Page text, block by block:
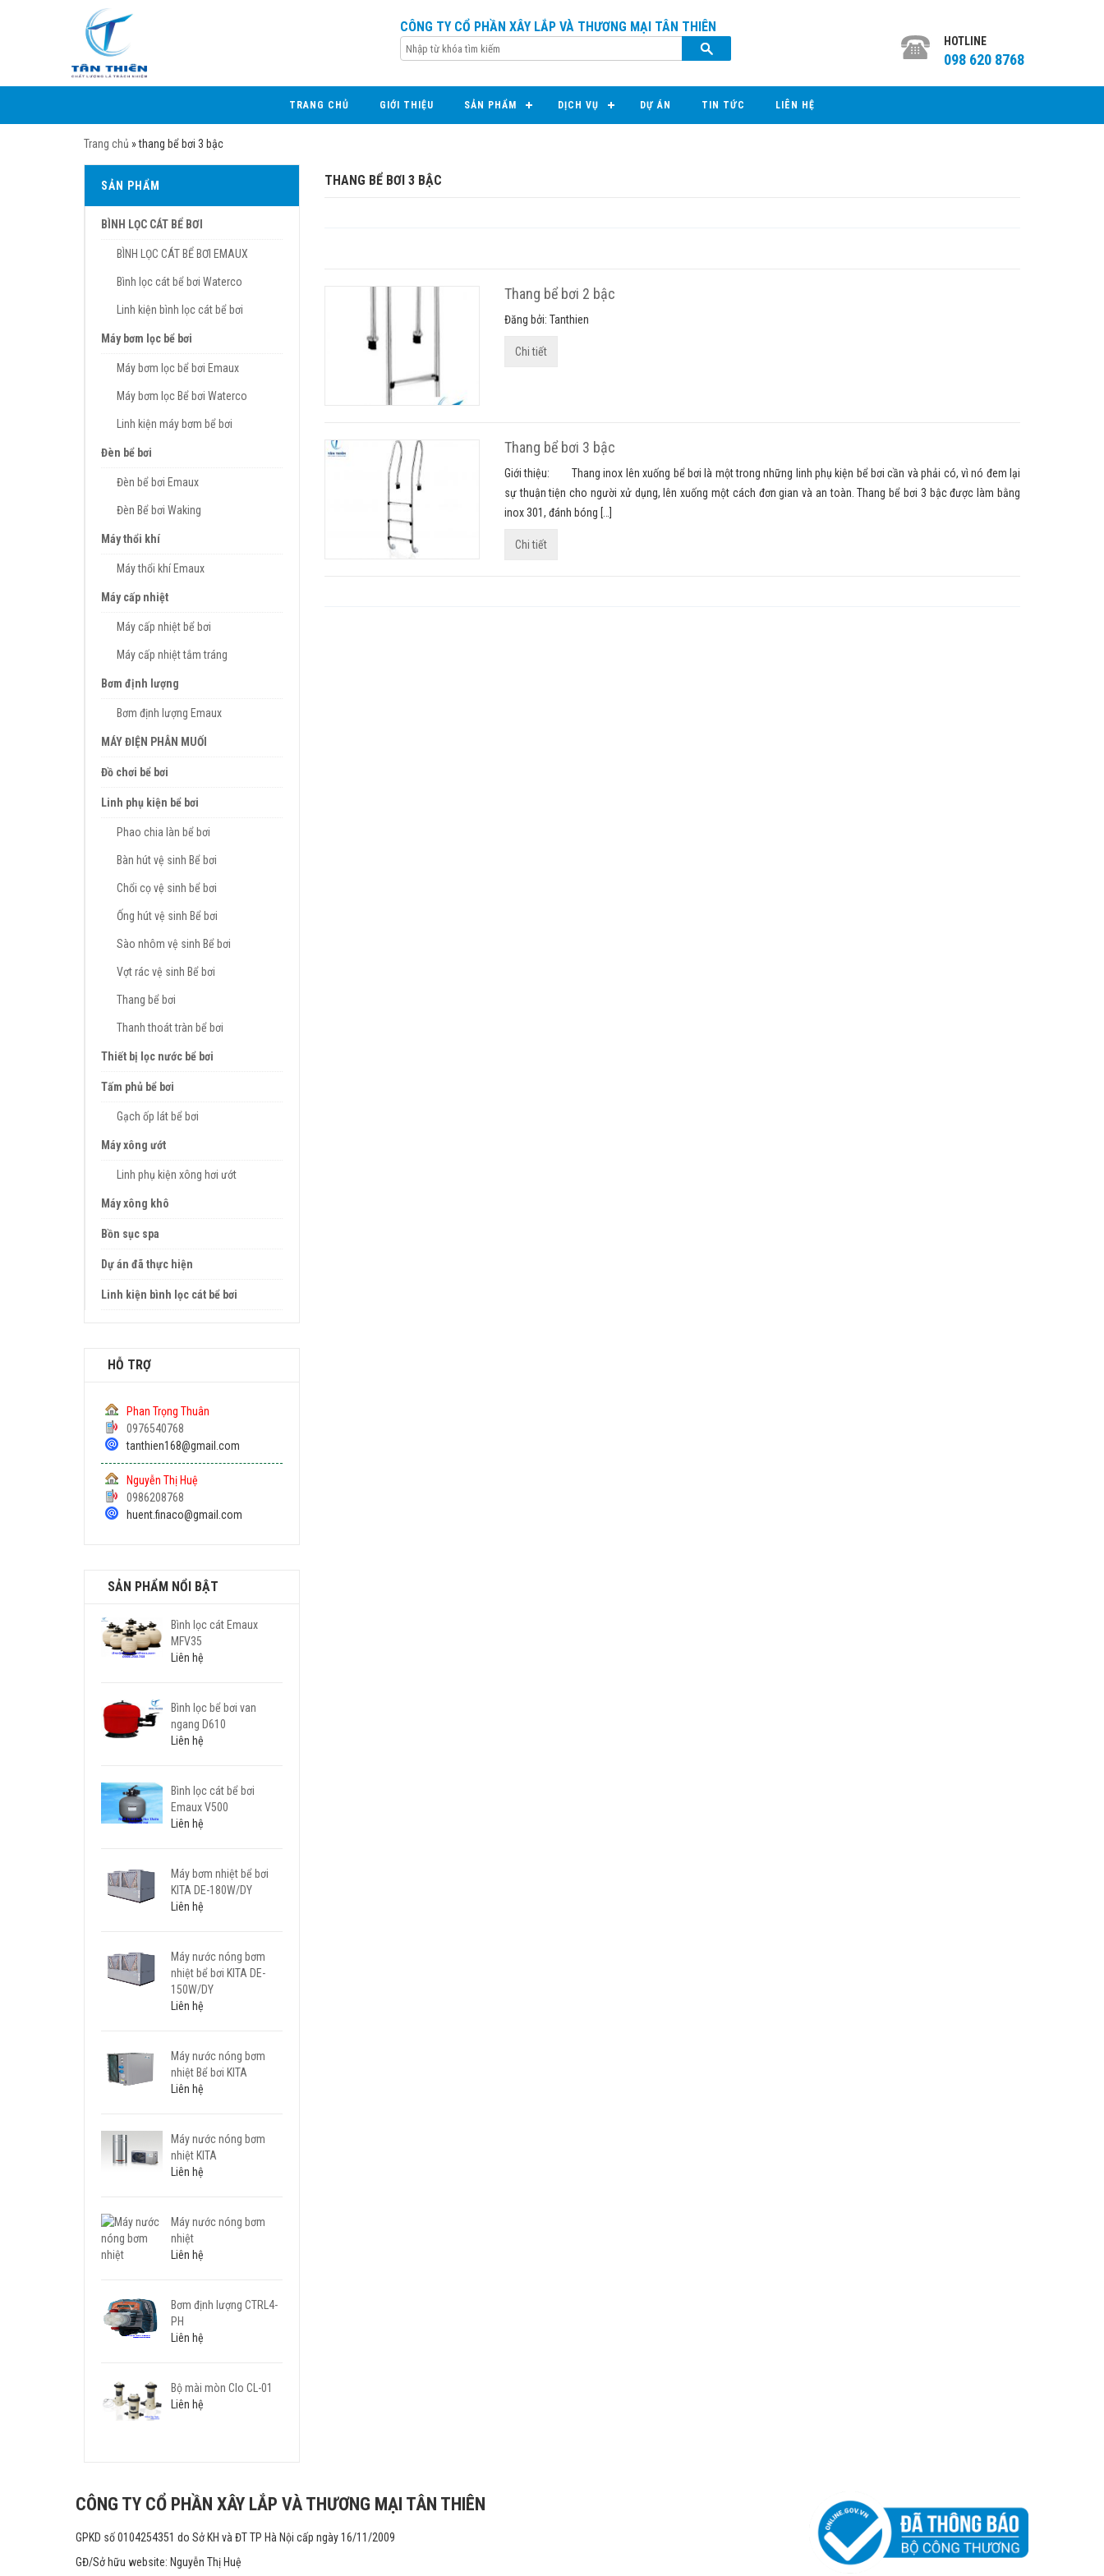
CÔNG TY CỔ PHẦN XÂY LẮP VÀ THƯƠNG MẠI TÂN THIÊN
HOTLINE
098 620 8768
TRANG CHỦ GIỚI THIỆU SẢN PHẨM DỊCH VỤ DỰ ÁN TIN TỨC LIÊN HỆ
Trang chủ »thang bể bơi 3 bậc
SẢN PHẨM
BÌNH LỌC CÁT BỂ BƠI
BÌNH LỌC CÁT BỂ BƠI EMAUX
Bình lọc cát bể bơi Waterco
Linh kiện bình lọc cát bể bơi
Máy bơm lọc bể bơi
Máy bơm lọc bể bơi Emaux
Máy bơm lọc Bể bơi Waterco
Linh kiện máy bơm bể bơi
Đèn bể bơi
Đèn bể bơi Emaux
Đèn Bể bơi Waking
Máy thổi khí
Máy thổi khí Emaux
Máy cấp nhiệt
Máy cấp nhiệt bể bơi
Máy cấp nhiệt tắm tráng
Bơm định lượng
Bơm định lượng Emaux
MÁY ĐIỆN PHÂN MUỐI
Đồ chơi bể bơi
Linh phụ kiện bể bơi
Phao chia làn bể bơi
Bàn hút vệ sinh Bể bơi
Chổi cọ vệ sinh bể bơi
Ống hút vệ sinh Bể bơi
Sào nhôm vệ sinh Bể bơi
Vợt rác vệ sinh Bể bơi
Thang bể bơi
Thanh thoát tràn bể bơi
Thiết bị lọc nước bể bơi
Tấm phủ bể bơi
Gạch ốp lát bể bơi
Máy xông ướt
Linh phụ kiện xông hơi ướt
Máy xông khô
Bồn sục spa
Dự án đã thực hiện
Linh kiện bình lọc cát bể bơi
HỖ TRỢ
Phan Trọng Thuân
0976540768
tanthien168@gmail.com
Nguyễn Thị Huệ
0986208768
huent.finaco@gmail.com
SẢN PHẨM NỔI BẬT
Bình lọc cát Emaux
MFV35
Liên hệ
Bình lọc bể bơi van
ngang D610
Liên hệ
Bình lọc cát bể bơi
Emaux V500
Liên hệ
Máy bơm nhiệt bể bơi
KITA DE-180W/DY
Liên hệ
Máy nước nóng bơm
nhiệt bể bơi KITA DE-
150W/DY
Liên hệ
Máy nước nóng bơm
nhiệt Bể bơi KITA
Liên hệ
Máy nước nóng bơm
nhiệt KITA
Liên hệ
Máy nước nóng bơm
nhiệt
Liên hệ
Bơm định lượng CTRL4-
PH
Liên hệ
Bộ mài mòn Clo CL-01
Liên hệ
THANG BỂ BƠI 3 BẬC
Thang bể bơi 2 bậc
Đăng bởi: Tanthien
Chi tiết
Thang bể bơi 3 bậc
Giới thiệu: Thang inox lên xuống bể bơi là một trong những linh phụ kiện bể bơi cần và phải có, vì nó đem lại
sự thuận tiện cho người xử dụng, lên xuống một cách đơn gian và an toàn. Thang bể bơi 3 bậc được làm bằng
inox 301, đánh bóng […]
Chi tiết
CÔNG TY CỔ PHẦN XÂY LẮP VÀ THƯƠNG MẠI TÂN THIÊN
GPKD số 0104254351 do Sở KH và ĐT TP Hà Nội cấp ngày 16/11/2009
GĐ/Sở hữu website: Nguyễn Thị Huệ